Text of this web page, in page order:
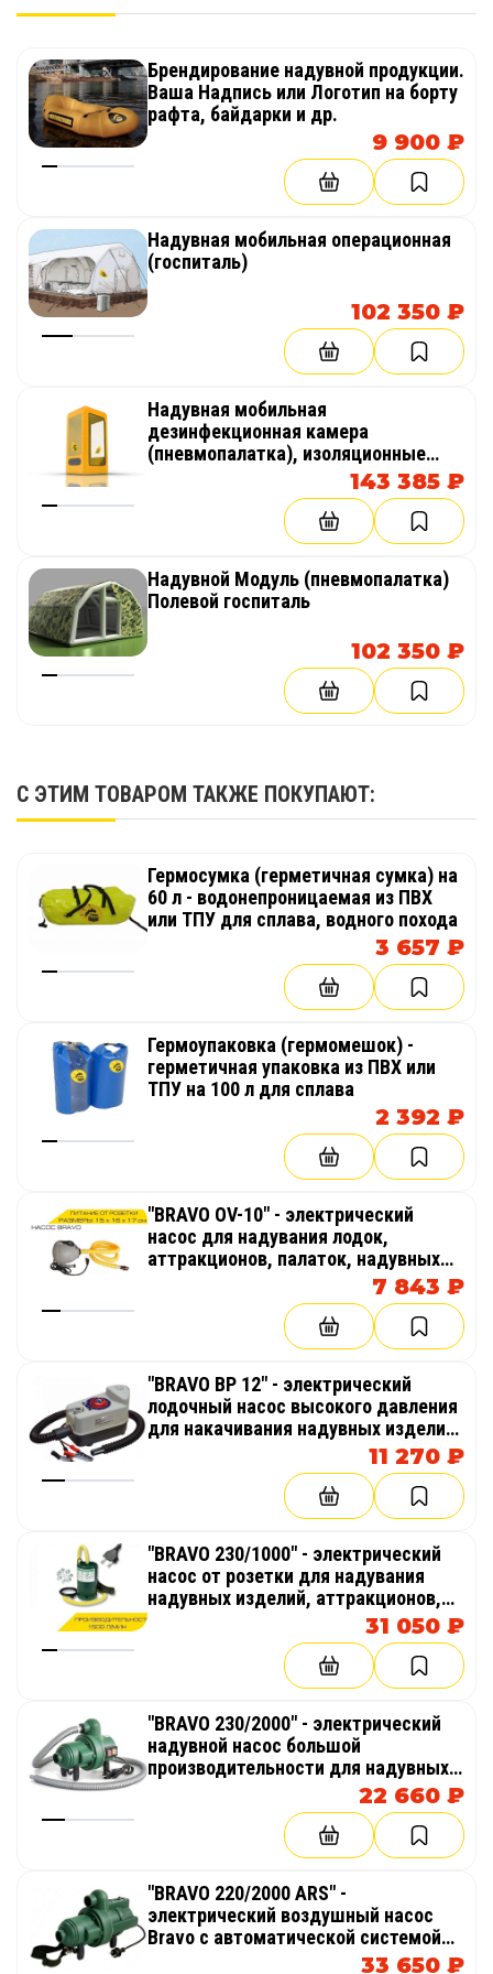
материала, создающего изотермический
эффект, принцип работы которого основан
на «эффекте термоса».
Использование в комплектации модулей
утепленных пакетированных полов на
основе теплоизоляционных материалов,
позволяющих сохранять температуру по полу
палаток +12-14°С при температуре наружного
воздуха - 54°С.
Брендирование надувной продукции.
Ваша Надпись или Логотип на борту
рафта, байдарки и др.
9 900 ₽
Надувная мобильная операционная
(госпиталь)
102 350 ₽
Надувная мобильная
дезинфекционная камера
(пневмопалатка), изоляционные
143 385 ₽
Надувной Модуль (пневмопалатка)
Полевой госпиталь
102 350 ₽
С ЭТИМ ТОВАРОМ ТАКЖЕ ПОКУПАЮТ:
Гермосумка (герметичная сумка) на
60 л - водонепроницаемая из ПВХ
или ТПУ для сплава, водного похода
3 657 ₽
Гермоупаковка (гермомешок) -
герметичная упаковка из ПВХ или
ТПУ на 100 л для сплава
2 392 ₽
"BRAVO OV-10" - электрический
насос для надувания лодок,
аттракционов, палаток, надувных
7 843 ₽
"BRAVO BP 12" - электрический
лодочный насос высокого давления
для накачивания надувных изделий
из AirDeck (воздушная палуба), SUP
(гребля на доске стоя)
11 270 ₽
"BRAVO 230/1000" - электрический
насос от розетки для надувания
надувных изделий, аттракционов,
31 050 ₽
"BRAVO 230/2000" - электрический
надувной насос большой
производительности для надувных
изделий, аттракционов, палаток,
22 660 ₽
"BRAVO 220/2000 ARS" -
электрический воздушный насос
Bravo с автоматической системой
поддержания давления в надувном
33 650 ₽